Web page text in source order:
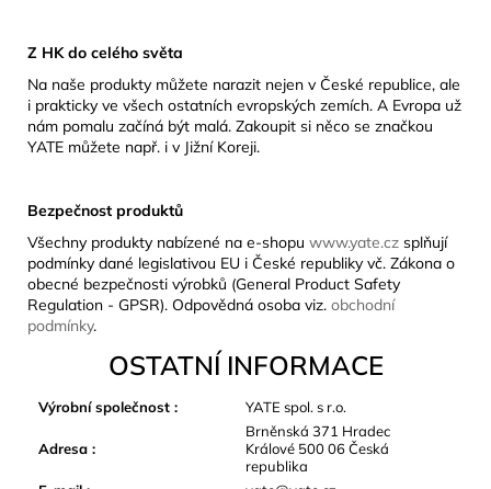
Z HK do celého světa
Na naše produkty můžete narazit nejen v České republice, ale
i prakticky ve všech ostatních evropských zemích. A Evropa už
nám pomalu začíná být malá. Zakoupit si něco se značkou
YATE můžete např. i v Jižní Koreji.
Bezpečnost produktů
Všechny produkty nabízené na e-shopu www.yate.cz splňují
podmínky dané legislativou EU i České republiky vč. Zákona o
obecné bezpečnosti výrobků (General Product Safety
Regulation - GPSR). Odpovědná osoba viz. obchodní
podmínky.
OSTATNÍ INFORMACE
Výrobní společnost : YATE spol. s r.o.
Adresa :
Brněnská 371 Hradec
Králové 500 06 Česká
republika